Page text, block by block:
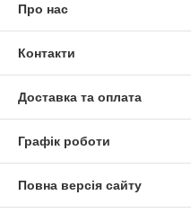
Про нас
Контакти
Доставка та оплата
Графік роботи
Повна версія сайту